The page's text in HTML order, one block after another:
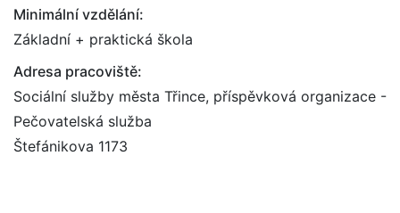
Minimální vzdělání:
Základní + praktická škola
Adresa pracoviště:
Sociální služby města Třince, příspěvková organizace -
Pečovatelská služba
Štefánikova 1173